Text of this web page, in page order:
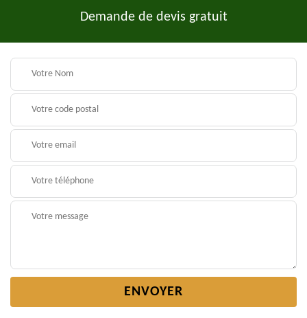
Demande de devis gratuit